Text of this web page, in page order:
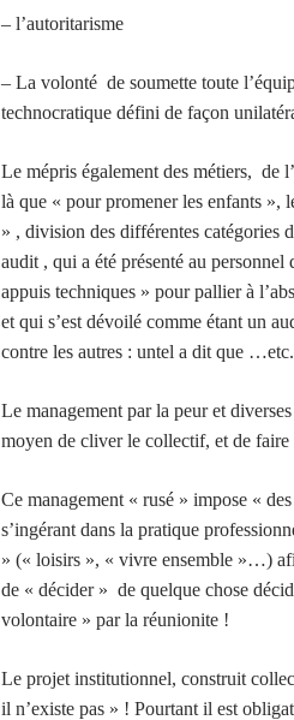
– l’autoritarisme
– La volonté de soumette toute
technocratique défini de façon
Le mépris également des métiers, de
là que « pour promener les enfants »,
» , division des différentes catégories
audit , qui a été présenté au
appuis techniques » pour pallier à
et qui s’est dévoilé comme étant un
contre les autres : untel a dit que
Le management par la peur et
moyen de cliver le collectif, et de faire
Ce management « rusé » impose «
s’ingérant dans la pratique
» (« loisirs », « vivre ensemble »…)
de « décider » de quelque chose
volontaire » par la réunionite !
Le projet institutionnel, construit
il n’existe pas » ! Pourtant il est